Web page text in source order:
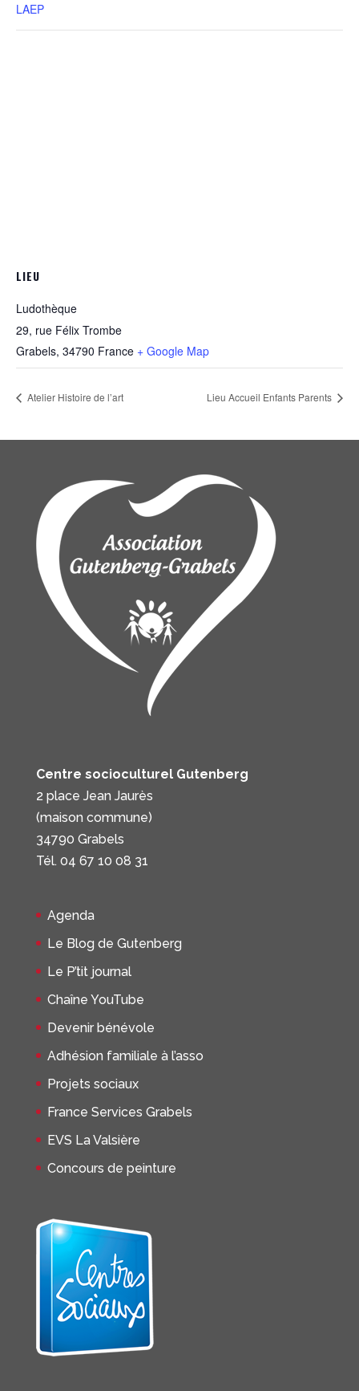
LAEP
LIEU
Ludothèque
29, rue Félix Trombe
Grabels, 34790 France + Google Map
Atelier Histoire de l’art Lieu Accueil Enfants Parents
Centre socioculturel Gutenberg
2 place Jean Jaurès
(maison commune)
34790 Grabels
Tél. 04 67 10 08 31
Agenda
Le Blog de Gutenberg
Le P’tit journal
Chaîne YouTube
Devenir bénévole
Adhésion familiale à l’asso
Projets sociaux
France Services Grabels
EVS La Valsière
Concours de peinture